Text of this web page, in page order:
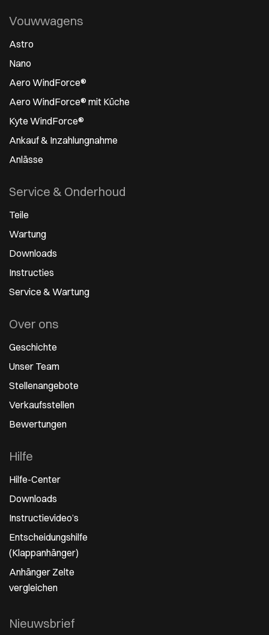
Vouwwagens
Astro
Nano
Aero WindForce®
Aero WindForce® mit Küche
Kyte WindForce®
Ankauf & Inzahlungnahme
Anlässe
Service & Onderhoud
Teile
Wartung
Downloads
Instructies
Service & Wartung
Over ons
Geschichte
Unser Team
Stellenangebote
Verkaufsstellen
Bewertungen
Hilfe
Hilfe-Center
Downloads
Instructievideo’s
Entscheidungshilfe
(Klappanhänger)
Anhänger Zelte
vergleichen
Nieuwsbrief